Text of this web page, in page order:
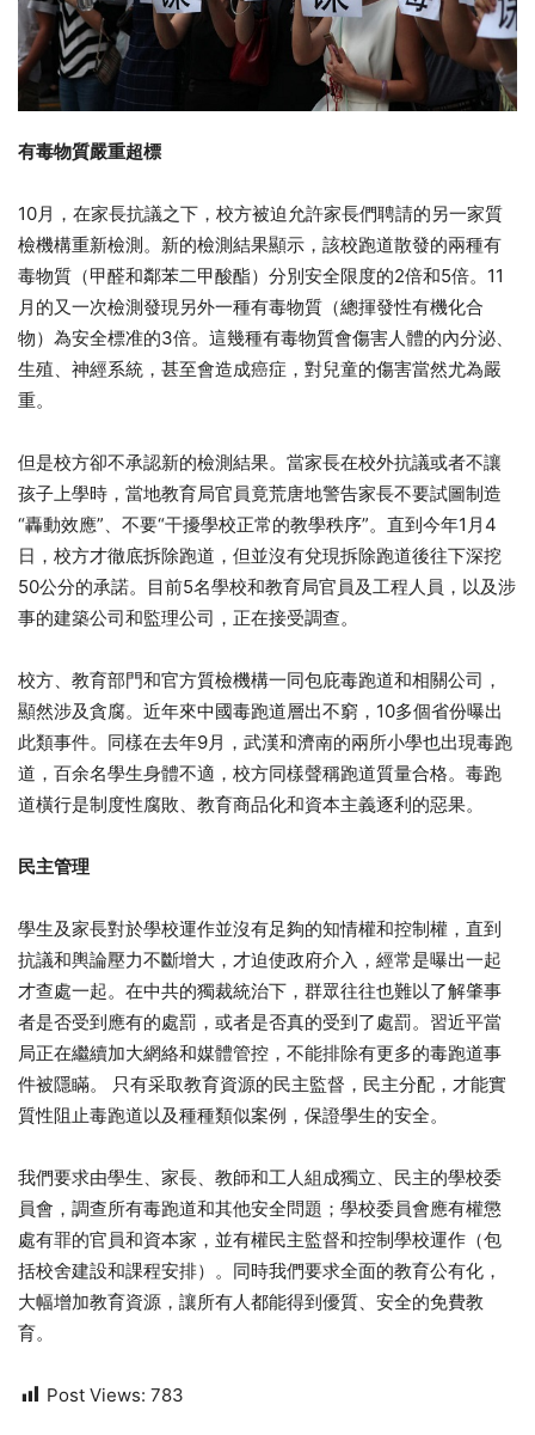
有毒物質嚴重超標
10月，在家長抗議之下，校方被迫允許家長們聘請的另一家質
檢機構重新檢測。新的檢測結果顯示，該校跑道散發的兩種有
毒物質（甲醛和鄰苯二甲酸酯）分別安全限度的2倍和5倍。11
月的又一次檢測發現另外一種有毒物質（總揮發性有機化合
物）為安全標准的3倍。這幾種有毒物質會傷害人體的內分泌、
生殖、神經系統，甚至會造成癌症，對兒童的傷害當然尤為嚴
重。
但是校方卻不承認新的檢測結果。當家長在校外抗議或者不讓
孩子上學時，當地教育局官員竟荒唐地警告家長不要試圖制造
“轟動效應”、不要“干擾學校正常的教學秩序”。直到今年1月4
日，校方才徹底拆除跑道，但並沒有兌現拆除跑道後往下深挖
50公分的承諾。目前5名學校和教育局官員及工程人員，以及涉
事的建築公司和監理公司，正在接受調查。
校方、教育部門和官方質檢機構一同包庇毒跑道和相關公司，
顯然涉及貪腐。近年來中國毒跑道層出不窮，10多個省份曝出
此類事件。同樣在去年9月，武漢和濟南的兩所小學也出現毒跑
道，百余名學生身體不適，校方同樣聲稱跑道質量合格。毒跑
道橫行是制度性腐敗、教育商品化和資本主義逐利的惡果。
民主管理
學生及家長對於學校運作並沒有足夠的知情權和控制權，直到
抗議和輿論壓力不斷增大，才迫使政府介入，經常是曝出一起
才查處一起。在中共的獨裁統治下，群眾往往也難以了解肇事
者是否受到應有的處罰，或者是否真的受到了處罰。習近平當
局正在繼續加大網絡和媒體管控，不能排除有更多的毒跑道事
件被隱瞞。 只有采取教育資源的民主監督，民主分配，才能實
質性阻止毒跑道以及種種類似案例，保證學生的安全。
我們要求由學生、家長、教師和工人組成獨立、民主的學校委
員會，調查所有毒跑道和其他安全問題；學校委員會應有權懲
處有罪的官員和資本家，並有權民主監督和控制學校運作（包
括校舍建設和課程安排）。同時我們要求全面的教育公有化，
大幅增加教育資源，讓所有人都能得到優質、安全的免費教
育。
Post Views: 783